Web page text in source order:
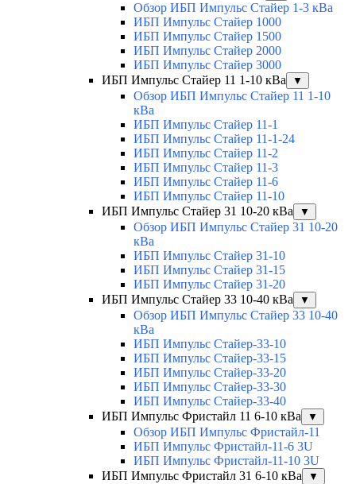
Обзор ИБП Импульс Стайер 1-3 кВа
ИБП Импульс Стайер 1000
ИБП Импульс Стайер 1500
ИБП Импульс Стайер 2000
ИБП Импульс Стайер 3000
ИБП Импульс Стайер 11 1-10 кВа
▼
Обзор ИБП Импульс Стайер 11 1-10
кВа
ИБП Импульс Стайер 11-1
ИБП Импульс Стайер 11-1-24
ИБП Импульс Стайер 11-2
ИБП Импульс Стайер 11-3
ИБП Импульс Стайер 11-6
ИБП Импульс Стайер 11-10
ИБП Импульс Стайер 31 10-20 кВа
▼
Обзор ИБП Импульс Стайер 31 10-20
кВа
ИБП Импульс Стайер 31-10
ИБП Импульс Стайер 31-15
ИБП Импульс Стайер 31-20
ИБП Импульс Стайер 33 10-40 кВа
▼
Обзор ИБП Импульс Стайер 33 10-40
кВа
ИБП Импульс Стайер-33-10
ИБП Импульс Стайер-33-15
ИБП Импульс Стайер-33-20
ИБП Импульс Стайер-33-30
ИБП Импульс Стайер-33-40
ИБП Импульс Фристайл 11 6-10 кВа
▼
Обзор ИБП Импульс Фристайл-11
ИБП Импульс Фристайл-11-6 3U
ИБП Импульс Фристайл-11-10 3U
ИБП Импульс Фристайл 31 6-10 кВа
▼